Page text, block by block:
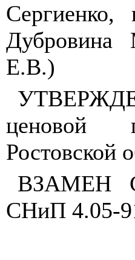
Дубровина
Е.В.)
ценовой
Ростовской
ВЗАМЕН
СНиП 4.05-